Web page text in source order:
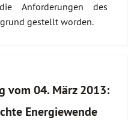
Anforderungen des
gestellt worden.
vom 04. März 2013:
Energiewende